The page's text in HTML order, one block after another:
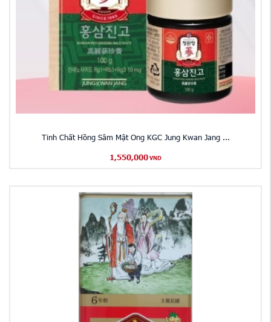
Tinh Chất Hồng Sâm Mật Ong KGC Jung Kwan Jang ...
1,550,000 VND